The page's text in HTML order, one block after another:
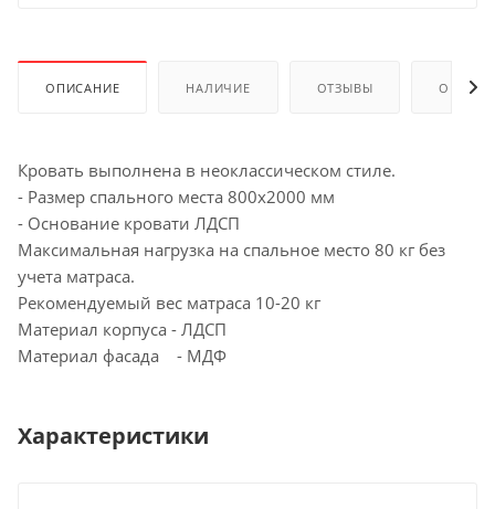
ОПИСАНИЕ НАЛИЧИЕ ОТЗЫВЫ ОПЛАТА
Кровать выполнена в неоклассическом стиле.
- Размер спального места 800х2000 мм
- Основание кровати ЛДСП
Максимальная нагрузка на спальное место 80 кг без
учета матраса.
Рекомендуемый вес матраса 10-20 кг
Материал корпуса - ЛДСП
Материал фасада - МДФ
Характеристики